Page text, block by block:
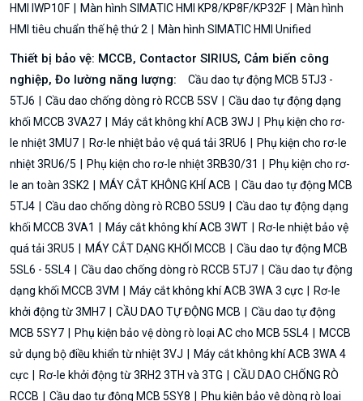
HMI IWP10F
Màn hình SIMATIC HMI KP8/KP8F/KP32F
Màn hình
HMI tiêu chuẩn thế hệ thứ 2
Màn hình SIMATIC HMI Unified
Thiết bị bảo vệ: MCCB, Contactor SIRIUS, Cảm biến công
nghiệp, Đo lường năng lượng:
Cầu dao tự động MCB 5TJ3 -
5TJ6
Cầu dao chống dòng rò RCCB 5SV
Cầu dao tự động dạng
khối MCCB 3VA27
Máy cắt không khí ACB 3WJ
Phụ kiện cho rơ-
le nhiệt 3MU7
Rơ-le nhiệt bảo vệ quá tải 3RU6
Phụ kiện cho rơ-le
nhiệt 3RU6/5
Phụ kiện cho rơ-le nhiệt 3RB30/31
Phụ kiện cho rơ-
le an toàn 3SK2
MÁY CẮT KHÔNG KHÍ ACB
Cầu dao tự động MCB
5TJ4
Cầu dao chống dòng rò RCBO 5SU9
Cầu dao tự động dạng
khối MCCB 3VA1
Máy cắt không khí ACB 3WT
Rơ-le nhiệt bảo vệ
quá tải 3RU5
MÁY CẮT DẠNG KHỐI MCCB
Cầu dao tự động MCB
5SL6 - 5SL4
Cầu dao chống dòng rò RCCB 5TJ7
Cầu dao tự động
dạng khối MCCB 3VM
Máy cắt không khí ACB 3WA 3 cực
Rơ-le
khởi động từ 3MH7
CẦU DAO TỰ ĐỘNG MCB
Cầu dao tự động
MCB 5SY7
Phụ kiện bảo vệ dòng rò loại AC cho MCB 5SL4
MCCB
sử dụng bộ điều khiển từ nhiệt 3VJ
Máy cắt không khí ACB 3WA 4
cực
Rơ-le khởi động từ 3RH2 3TH và 3TG
CẦU DAO CHỐNG RÒ
RCCB
Cầu dao tự động MCB 5SY8
Phụ kiện bảo vệ dòng rò loại